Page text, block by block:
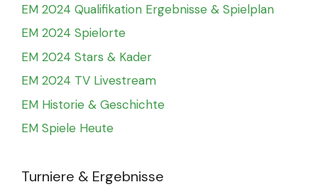
EM 2024 Qualifikation Ergebnisse & Spielplan
EM 2024 Spielorte
EM 2024 Stars & Kader
EM 2024 TV Livestream
EM Historie & Geschichte
EM Spiele Heute
Turniere & Ergebnisse